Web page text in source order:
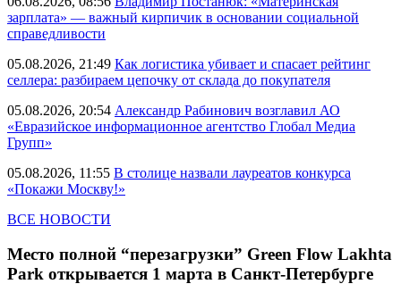
зарплата» — важный кирпичик в основании социальной
справедливости
05.08.2026, 21:49 Как логистика убивает и спасает рейтинг
селлера: разбираем цепочку от склада до покупателя
05.08.2026, 20:54 Александр Рабинович возглавил АО
«Евразийское информационное агентство Глобал Медиа
Групп»
05.08.2026, 11:55 В столице назвали лауреатов конкурса
«Покажи Москву!»
ВСЕ НОВОСТИ
Место полной “перезагрузки” Green Flow Lakhta
Park открывается 1 марта в Санкт-Петербурге